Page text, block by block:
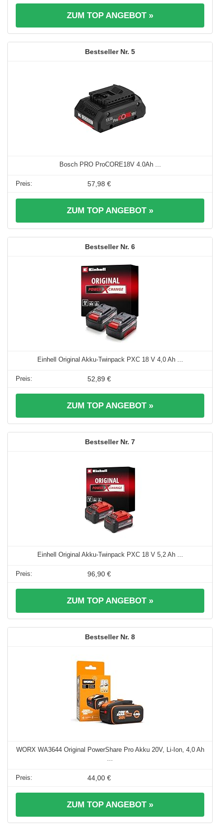
ZUM TOP ANGEBOT »
5
Bosch PRO ProCORE18V 4.0Ah ...
57,98 €
ZUM TOP ANGEBOT »
6
Einhell Original Akku-Twinpack PXC 18 V 4,0 Ah ...
52,89 €
ZUM TOP ANGEBOT »
7
Einhell Original Akku-Twinpack PXC 18 V 5,2 Ah ...
96,90 €
ZUM TOP ANGEBOT »
8
WORX WA3644 Original PowerShare Pro Akku 20V, Li-Ion, 4,0 Ah
...
44,00 €
ZUM TOP ANGEBOT »